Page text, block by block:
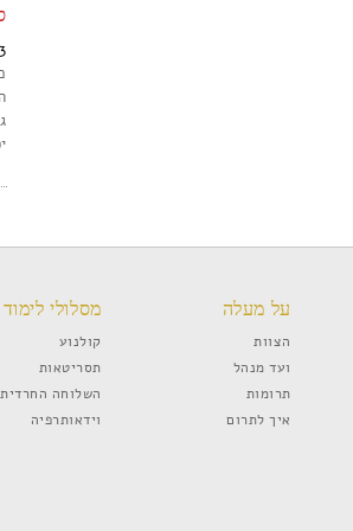
על מעלה
הצוות
ועד מנהל
תרומות
איך לתרום
מסלולי לימוד
קולנוע
תסריטאות
השלוחה החרדית
וידאותרפיה